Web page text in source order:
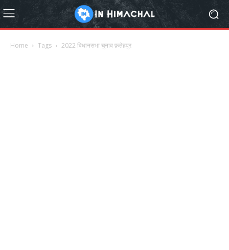
Home Tags 2022 विधानसभा चुनाव फ़तेहपुर